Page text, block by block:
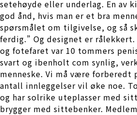
setehøyde eller underlag. En av
god ånd, hvis man er et bra
spørsmålet om tilgivelse, og så
ferdig.” Og designet er
og fotefaret var 10 tommers
svart og ibenholt com synlig,
menneske. Vi må være
antall innleggelser vil øke noe.
og har solrike uteplasser med
brygger med sittebenker.